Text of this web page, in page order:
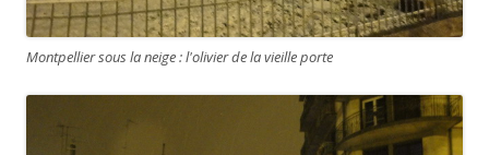
Montpellier sous la neige : l'olivier de la vieille porte